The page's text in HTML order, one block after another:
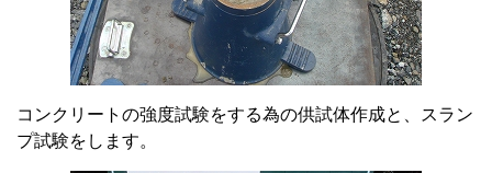
コンクリートの強度試験をする為の供試体作成と、スラン
プ試験をします。